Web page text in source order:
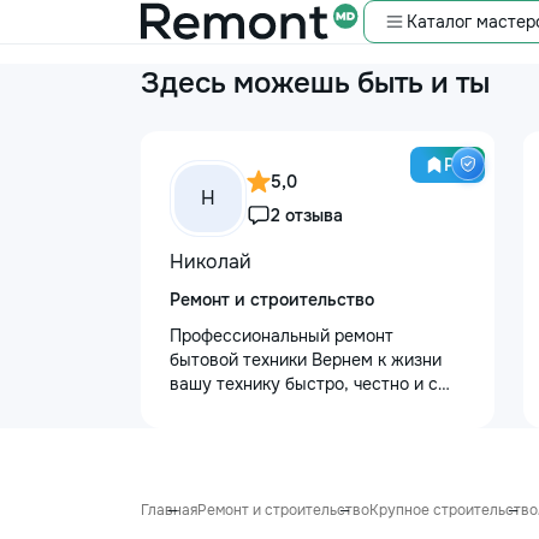
Каталог
Здесь можешь быть и ты
Pro
Н
5,0
2 отзыва
Николай
Ремонт и строительство
Профессиональный ремонт
бытовой техники Вернем к жизни
вашу технику быстро, честно и с
течение 1–2 часов после заявки. 📉
ГлавнаяРемонт и строительствоКрупное строительство